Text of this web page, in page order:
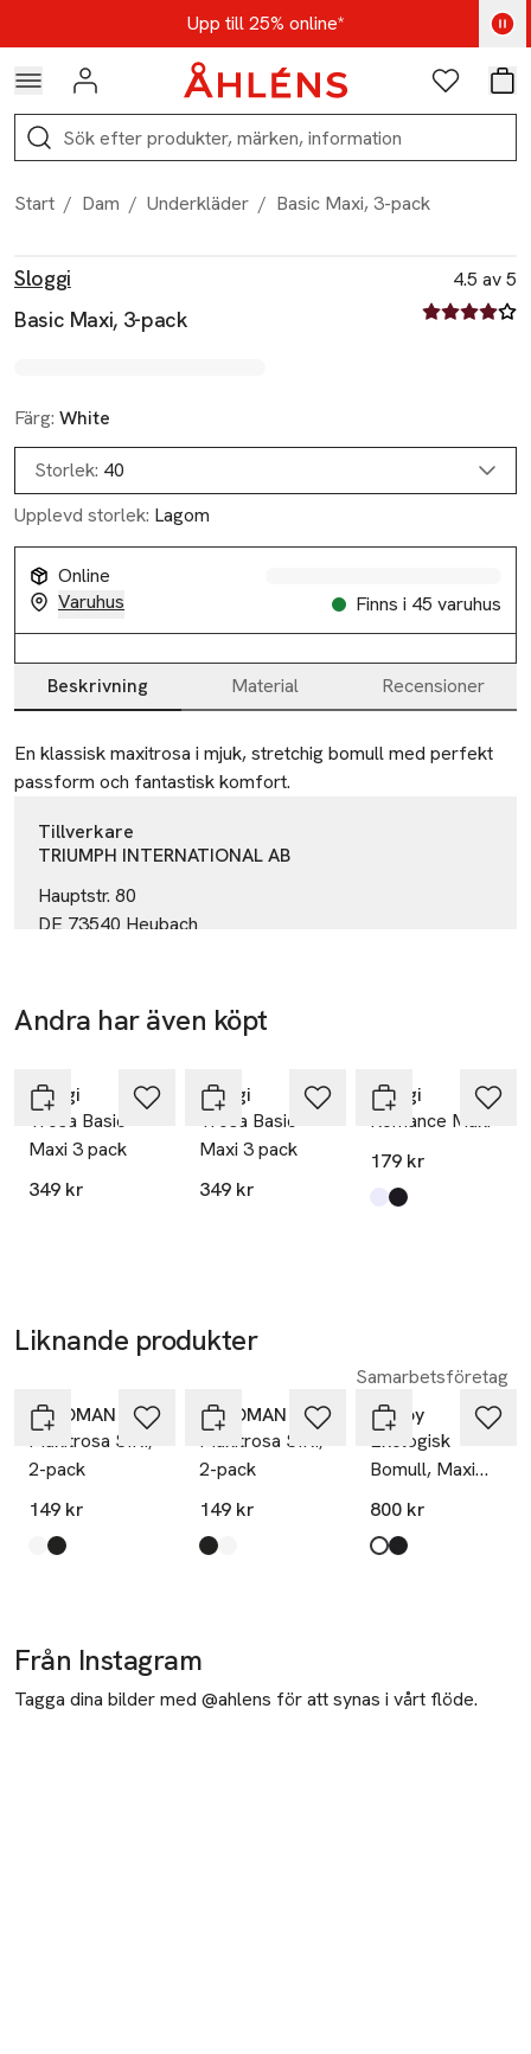
Hoppa till navigationsmenynUpp till 25% online*
Kod: AUG25 - Shoppa nu
Logga in Favoriter
Sök
Start / Dam / Underkläder / Basic Maxi, 3-pack
Sloggi
Basic Maxi, 3-pack
4.5 av 5
4.5 av fem
Färg: White
Storlek: 40
Upplevd storlek: Lagom
Online
Varuhus
Finns i 45 varuhus
Beskrivning Material Recensioner
Beskrivning
En klassisk maxitrosa i mjuk, stretchig bomull med perfekt
passform och fantastisk komfort.
Tillverkare
TRIUMPH INTERNATIONAL AB
Hauptstr. 80
DE 73540 Heubach
E-post
Andra har även köpt
Sloggi
Trosa Basic
Maxi 3 pack
349 kr
Sloggi
Trosa Basic
Maxi 3 pack
349 kr
Sloggi
Romance Maxi
179 kr
Produkten finns i
White
Black
Liknande produkter
Ta 3 betala för
Å WOMAN
Maxitrosa SIRI,
2-pack
149 kr
Produkten finns i färgerna:
White
Black
Ta 3 betala för
Å WOMAN
Maxitrosa SIRI,
2-pack
149 kr
Produkten finns i färgerna:
Black
White
Samarbetsföretag
Decoy
Ekologisk
Bomull, Maxi
Brief Trosar,
800 kr
Produkten finns i
white
black
Från Instagram
Tagga dina bilder med @ahlens för att synas i vårt flöde.